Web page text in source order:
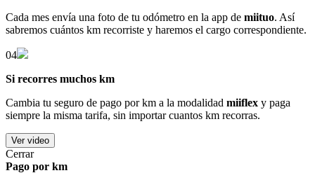
Cada mes envía una foto de tu odómetro en la app de miituo. Así
sabremos cuántos km recorriste y haremos el cargo correspondiente.
04
Si recorres muchos km
Cambia tu seguro de pago por km a la modalidad miiflex y paga
siempre la misma tarifa, sin importar cuantos km recorras.
Ver video
Cerrar
Pago por km